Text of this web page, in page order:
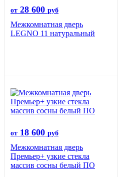
от 28 600 руб
Межкомнатная дверь
LEGNO 11 натуральный
от 18 600 руб
Межкомнатная дверь
Премьер+ узкие стекла
массив сосны белый ПО